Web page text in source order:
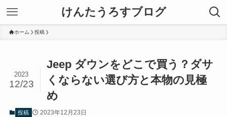
けんたうろすブログ
ホーム 投稿
Jeep ダウンをどこで買う？ダサ
くならない選び方と本物の見極
め
2023
12/23
投稿 2023年12月23日